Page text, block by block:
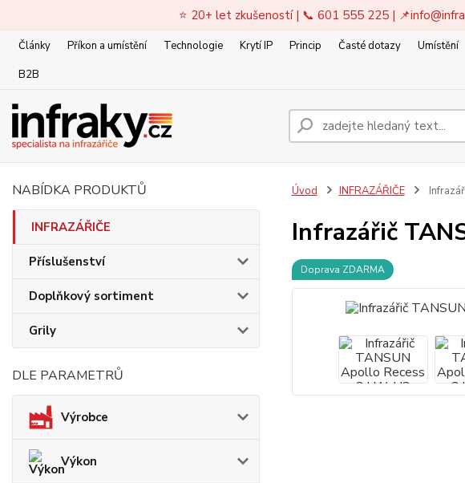
⭐ 20+ let zkušeností | 📞 601 555 225 | 📌
Články Příkon a umístění Technologie Krytí IP Princip Časté dotazy Umístění
B2B
NABÍDKA PRODUKTŮ
INFRAZÁŘIČE
Příslušenství
Doplňkový sortiment
Grily
DLE PARAMETRŮ
Výrobce
Výkon
Úvod INFRAZÁŘIČE
Infrazářič
Doprava ZDARMA